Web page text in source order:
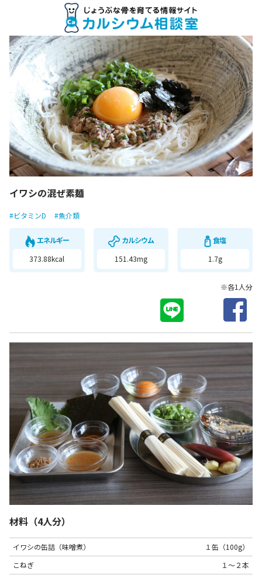
イワシの混ぜ素麺
#ビタミンD #魚介類
エネルギー
373.88kcal
カルシウム
151.43mg
食塩
1.7g
※各1人分
材料 （4人分）
イワシの缶詰（味噌煮）
１缶（100g）
こねぎ
１〜２本